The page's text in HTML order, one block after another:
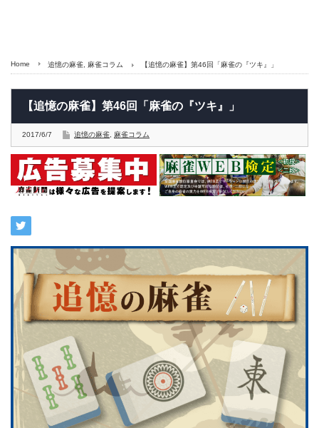
Home 追憶の麻雀 麻雀コラム 【追憶の麻雀】第46回「麻雀の『ツキ』」
【追憶の麻雀】第46回「麻雀の『ツキ』」
2017/6/7 追憶の麻雀 麻雀コラム